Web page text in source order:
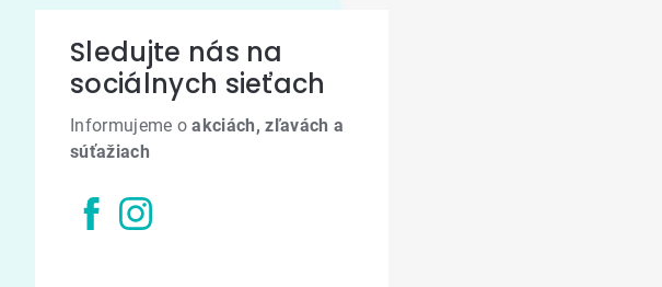
Sledujte nás na
sociálnych sieťach
Informujeme oakciách, zľavách a
súťažiach